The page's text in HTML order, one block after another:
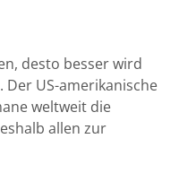
desto besser wird
Der US-amerikanische
weltweit die
allen zur